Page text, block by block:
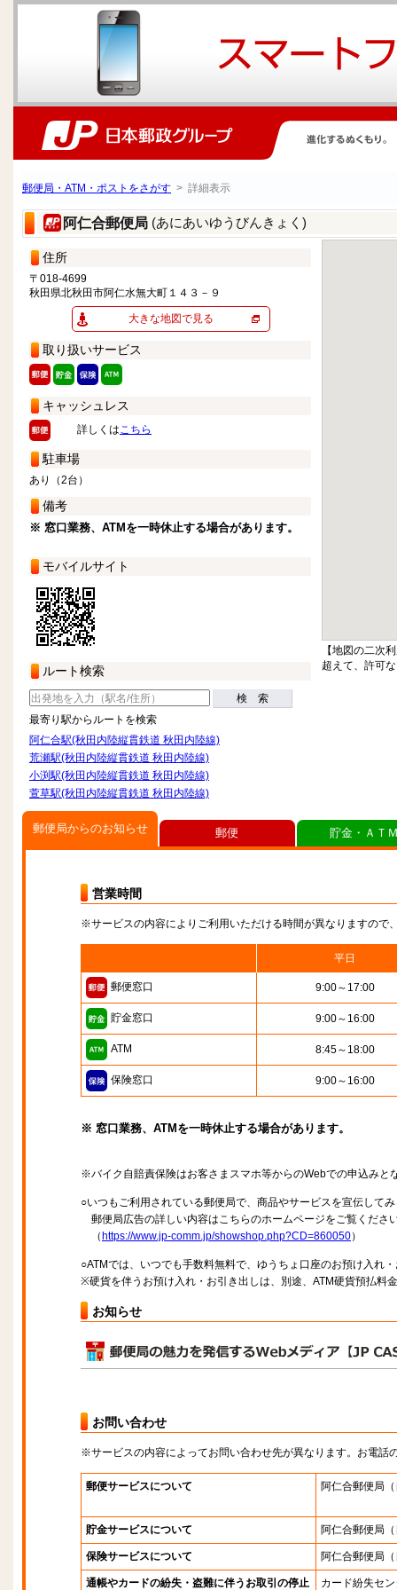
郵便局・ATM・ポストをさがす > 詳細表示
阿仁合郵便局 (あにあいゆうびんきょく)
住所
〒018-4699
秋田県北秋田市阿仁水無大町１４３－９
大きな地図で見る
取り扱いサービス
キャッシュレス
詳しくはこちら
駐車場
あり（2台）
備考
※ 窓口業務、ATMを一時休止する場合があります。
モバイルサイト
ルート検索
検 索
最寄り駅からルートを検索
阿仁合駅(秋田内陸縦貫鉄道 秋田内陸線)
荒瀬駅(秋田内陸縦貫鉄道 秋田内陸線)
小渕駅(秋田内陸縦貫鉄道 秋田内陸線)
萱草駅(秋田内陸縦貫鉄道 秋田内陸線)
【地図の二次
超えて、許可
郵便局からのお知らせ
営業時間
※サービスの内容によりご利用いただける時間が異なりますので
平日
郵便窓口 9:00～17:00
貯金窓口 9:00～16:00
ATM 8:45～18:00
保険窓口 9:00～16:00
※ 窓口業務、ATMを一時休止する場合があります。
※バイク自賠責保険はお客さまスマホ等からのWebでの申込みと
○いつもご利用されている郵便局で、商品やサービスを宣伝して
郵便局広告の詳しい内容はこちらのホームページをご覧くださ
（ https://www.jp-comm.jp/showshop.php?CD=860050）
○ATMでは、いつでも手数料無料で、ゆうちょ口座のお預け入れ
※硬貨を伴うお預け入れ・お引き出しは、別途、ATM硬貨預払料
お知らせ
お問い合わせ
※サービスの内容によってお問い合わせ先が異なります。お電話
郵便サービスについて 阿仁合郵便局
貯金サービスについて 阿仁合郵便局
保険サービスについて 阿仁合郵便局
通帳やカードの紛失・盗難に伴うお取引の停止 カード紛失セ
郵便 貯金・ＡＴ